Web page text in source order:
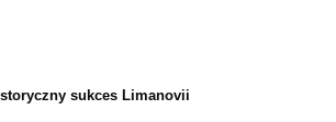
sukces Limanovii